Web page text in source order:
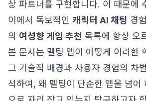
상 파트너를 구현합니다. 이 때문에
이에서 독보적인 캐릭터 AI 채팅 경
의 여성향 게임 추천 목록에 항상 오
본 문서는 멜팅 앱이 어떻게 이러한
그 기술적 배경과 사용자 경험의 차
석하여, 왜 멜팅이 단순한 앱을 넘어